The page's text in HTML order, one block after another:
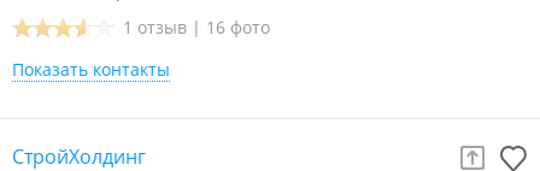
1 отзыв | 16 фото
Показать контакты
СтройХолдинг